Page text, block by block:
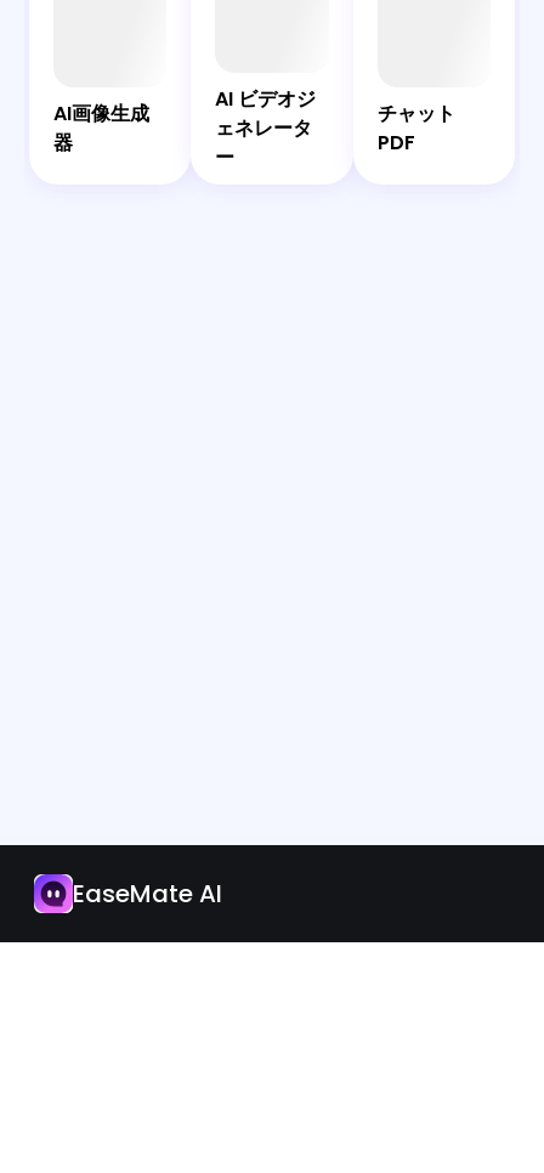
アプリ
今すぐアップグレード
AI画像生成
器
AI ビデオジ
ェネレータ
ー
チャット
PDF
生
成
オ
ト
PDF
ッ
ト
AIアシスタ
ント
EaseMate AI